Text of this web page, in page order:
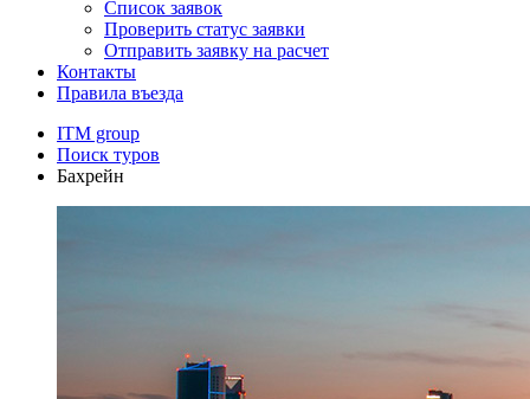
Список заявок
Проверить статус заявки
Отправить заявку на расчет
Контакты
Правила въезда
ITM group
Поиск туров
Бахрейн